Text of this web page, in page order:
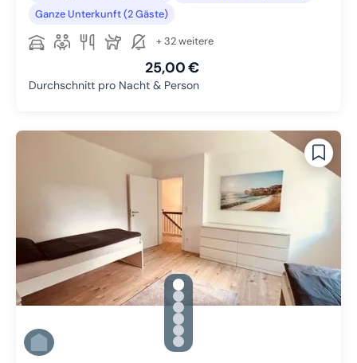
Ganze Unterkunft (2 Gäste)
+ 32 weitere
25,00 €
Durchschnitt pro Nacht & Person
gallery.slide_selector
Zu Slide 1 wechseln
Zu Slide 2 wechseln
Zu Slide 3 wechseln
Zu Slide 4 wechseln
Zu Slide 5 wechseln
Zu Slide 6 wechseln